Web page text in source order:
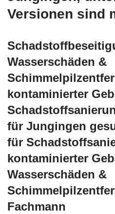
Versionen sind
Wasserschäden &
kontaminierter
für Jungingen
für
kontaminierter
Wasserschäden &
Fachmann